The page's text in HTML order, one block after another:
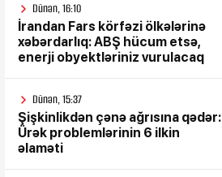
Dünən, 16:10
İrandan Fars körfəzi ölkələrinə
xəbərdarlıq: ABŞ hücum etsə,
enerji obyektləriniz vurulacaq
Dünən, 15:37
Şişkinlikdən çənə ağrısına qədər:
Ürək problemlərinin 6 ilkin
əlaməti